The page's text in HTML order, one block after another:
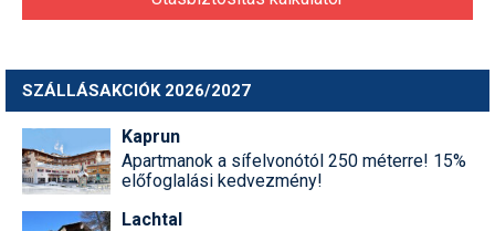
SZÁLLÁSAKCIÓK 2026/2027
Kaprun
Apartmanok a sífelvonótól 250 méterre! 15%
előfoglalási kedvezmény!
Lachtal